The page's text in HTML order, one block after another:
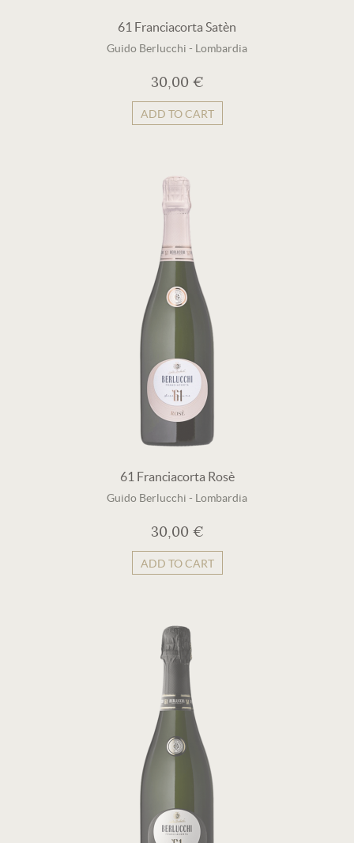
61 Franciacorta Satèn
Guido Berlucchi - Lombardia
30,00 €
ADD TO CART
61 Franciacorta Rosè
Guido Berlucchi - Lombardia
30,00 €
ADD TO CART